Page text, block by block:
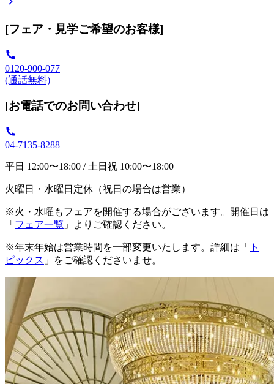
[フェア・見学ご希望のお客様]
0120-900-077
(通話無料)
[お電話でのお問い合わせ]
04-7135-8288
平日 12:00〜18:00 / 土日祝 10:00〜18:00
火曜日・水曜日定休（祝日の場合は営業）
※火・水曜もフェアを開催する場合がございます。開催日は
「 フェア一覧 」よりご確認ください。
※年末年始は営業時間を一部変更いたします。詳細は「
ト
ピックス 」をご確認くださいませ。